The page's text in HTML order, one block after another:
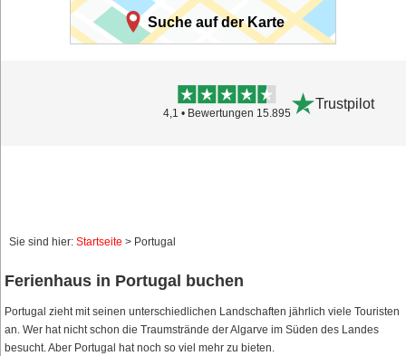
Suche auf der Karte
4,1 • Bewertungen 15.895
Trustpilot
Sie sind hier: Startseite > Portugal
Ferienhaus in Portugal buchen
Portugal zieht mit seinen unterschiedlichen Landschaften jährlich viele Touristen
an. Wer hat nicht schon die Traumstrände der Algarve im Süden des Landes
besucht. Aber Portugal hat noch so viel mehr zu bieten.